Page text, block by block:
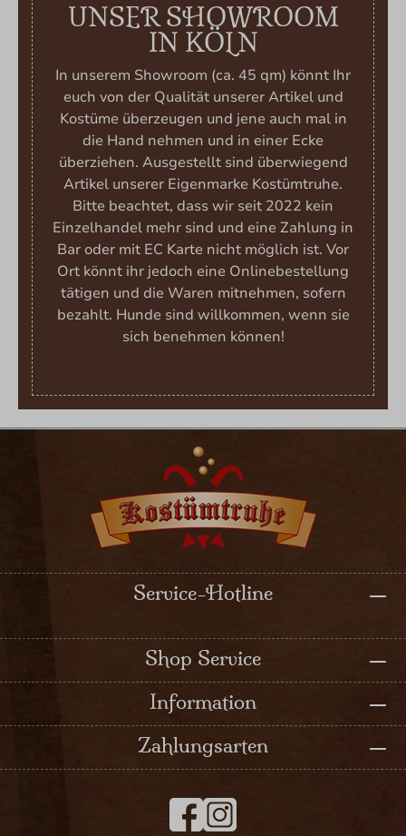
UNSER SHOWROOM
IN KÖLN
In unserem Showroom (ca. 45 qm) könnt Ihr
euch von der Qualität unserer Artikel und
Kostüme überzeugen und jene auch mal in
die Hand nehmen und in einer Ecke
überziehen. Ausgestellt sind überwiegend
Artikel unserer Eigenmarke Kostümtruhe.
Bitte beachtet, dass wir seit 2022 kein
Einzelhandel mehr sind und eine Zahlung in
Bar oder mit EC Karte nicht möglich ist. Vor
Ort könnt ihr jedoch eine Onlinebestellung
tätigen und die Waren mitnehmen, sofern
bezahlt. Hunde sind willkommen, wenn sie
sich benehmen können!
Service-Hotline
Shop Service
Information
Zahlungsarten